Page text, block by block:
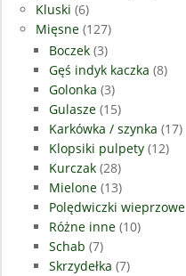
Kluski (6)
Mięsne (127)
Boczek (3)
Gęś indyk kaczka (8)
Golonka (3)
Gulasze (15)
Karkówka / szynka (17)
Klopsiki pulpety (12)
Kurczak (28)
Mielone (13)
Polędwiczki wieprzowe
Różne inne (10)
Schab (7)
Skrzydełka (7)